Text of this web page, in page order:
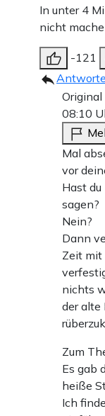
In unter 4
nicht
-121
Original
08:10
Mal
vor
Hast
sagen?
Nein?
Dann
Zeit mit
nichts
der alte
Zum
Es gab
heiße
Ich